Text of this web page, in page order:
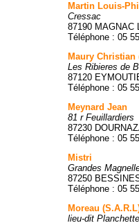
Martin Louis-
Cressac
87190 MAGNAC
Téléphone : 05
Maury Christian
Les Ribieres de
87120
Téléphone : 05
Meynard Jean
81 r Feuillardiers
87230
Téléphone : 05
Mistri
Grandes
87250
Téléphone : 05
Moreau
lieu-dit